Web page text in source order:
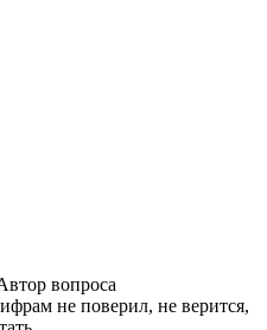
вопроса
не поверил, не верится,